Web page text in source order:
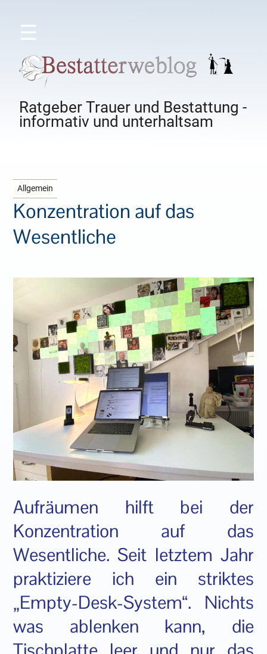
☰
Ratgeber Trauer und Bestattung -
informativ und unterhaltsam
Allgemein
Konzentration auf das
Wesentliche
Aufräumen hilft bei der
Konzentration auf das
Wesentliche. Seit letztem Jahr
praktiziere ich ein striktes
„Empty-Desk-System“. Nichts
was ablenken kann, die